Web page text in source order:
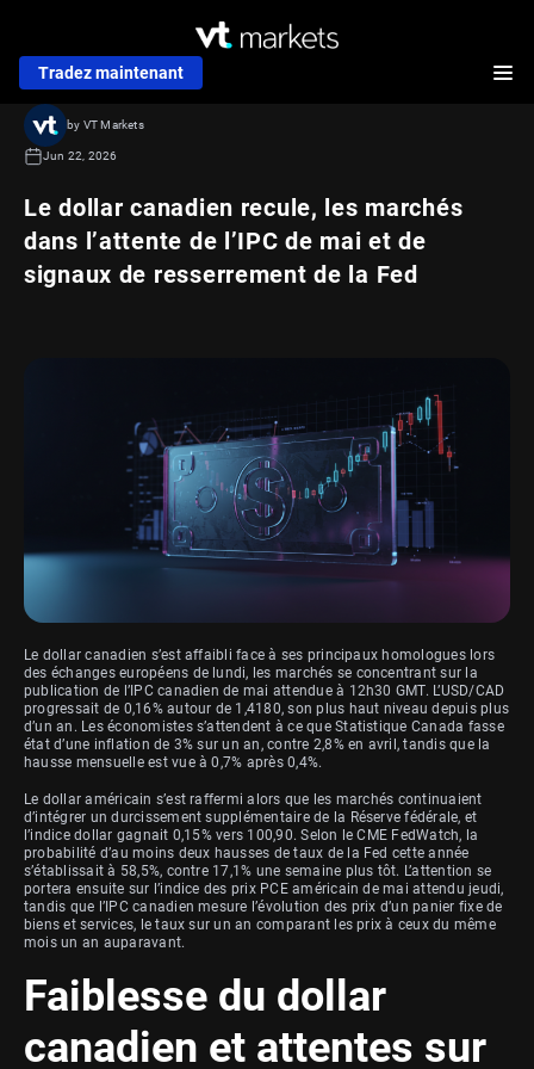
Tradez maintenant
Le dollar canadien recule, les marchés
dans l’attente de l’IPC de mai et de
signaux de resserrement de la Fed
by VT Markets
Jun 22, 2026
Le dollar canadien s’est affaibli face à ses principaux homologues lors
des échanges européens de lundi, les marchés se concentrant sur la
publication de l’IPC canadien de mai attendue à 12h30 GMT. L’USD/CAD
progressait de 0,16% autour de 1,4180, son plus haut niveau depuis plus
d’un an. Les économistes s’attendent à ce que Statistique Canada fasse
état d’une inflation de 3% sur un an, contre 2,8% en avril, tandis que la
hausse mensuelle est vue à 0,7% après 0,4%.
Le dollar américain s’est raffermi alors que les marchés continuaient
d’intégrer un durcissement supplémentaire de la Réserve fédérale, et
l’indice dollar gagnait 0,15% vers 100,90. Selon le CME FedWatch, la
probabilité d’au moins deux hausses de taux de la Fed cette année
s’établissait à 58,5%, contre 17,1% une semaine plus tôt. L’attention se
portera ensuite sur l’indice des prix PCE américain de mai attendu jeudi,
tandis que l’IPC canadien mesure l’évolution des prix d’un panier fixe de
biens et services, le taux sur un an comparant les prix à ceux du même
mois un an auparavant.
Faiblesse du dollar
canadien et attentes sur